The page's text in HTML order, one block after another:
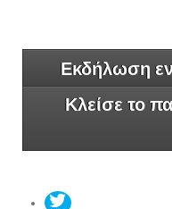
Εκδήλωση
Κλείσε το